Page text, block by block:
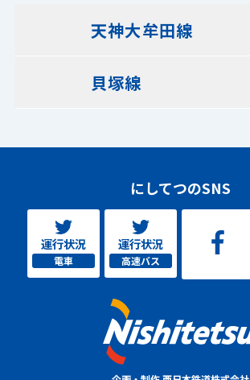
天神大牟田線
貝塚線
にしてつのSNS
運行状況
電車
運行状況
高速バス